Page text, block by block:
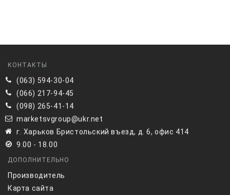
КОНТАКТЫ
(063) 594-30-04
(066) 217-94-45
(098) 265-41-14
marketsvgroup@ukr.net
г. Харьков Бристольский въезд, д. 6, офис 414
9.00 - 18.00
ДОПОЛНИТЕЛЬНО
Производитель
Карта сайта